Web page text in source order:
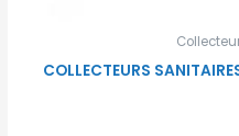
COLLECTEURS